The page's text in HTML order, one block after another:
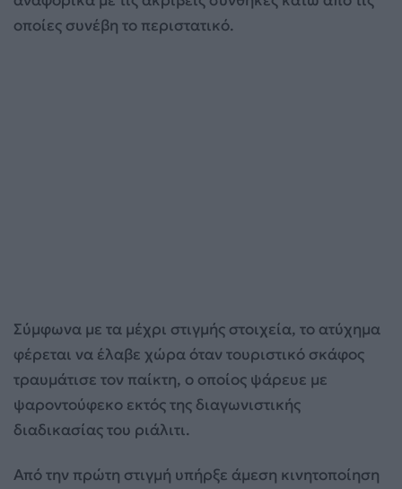
οποίες συνέβη το περιστατικό.
Σύμφωνα με τα μέχρι στιγμής στοιχεία, το ατύχημα
φέρεται να έλαβε χώρα όταν τουριστικό σκάφος
τραυμάτισε τον παίκτη, ο οποίος ψάρευε με
ψαροντούφεκο εκτός της διαγωνιστικής
διαδικασίας του ριάλιτι.
Από την πρώτη στιγμή υπήρξε άμεση κινητοποίηση